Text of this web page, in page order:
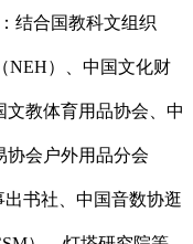
结合国教科文组织
NEH）、中国文化财
教体育用品协会、中
协会户外用品分会
出书社、中国音数协逛